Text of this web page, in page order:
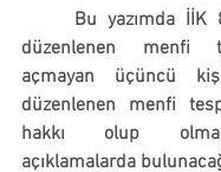
düzenlenen menfi
açmayan üçüncü
düzenlenen menfi
hakkı olup
açıklamalarda